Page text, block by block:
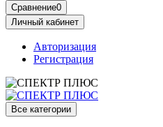
Сравнение0
Личный кабинет
Авторизация
Регистрация
Все категории